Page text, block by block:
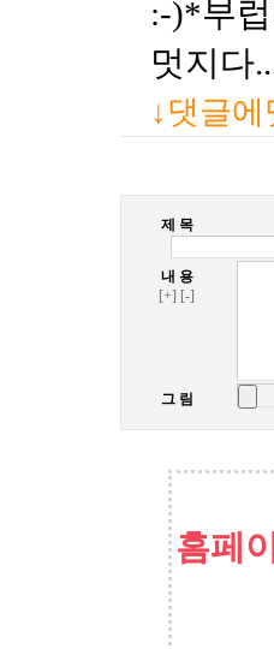
:-)*부
멋지다
↓댓글에
제 목
내 용
[+] [-]
그 림
홈페